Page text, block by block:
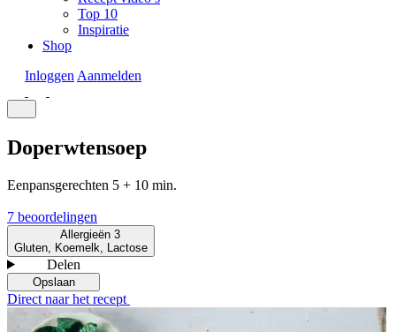
Top 10
Inspiratie
Shop
Inloggen Aanmelden
Doperwtensoep
Eenpansgerechten 5 + 10 min.
7 beoordelingen
Allergieën 3
Gluten, Koemelk, Lactose
Delen
Opslaan
Direct naar het recept